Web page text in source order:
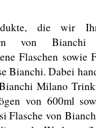
die wir
von Bianchi
Flaschen sowie
Bianchi. Dabei
Milano
von 600ml
Flasche von